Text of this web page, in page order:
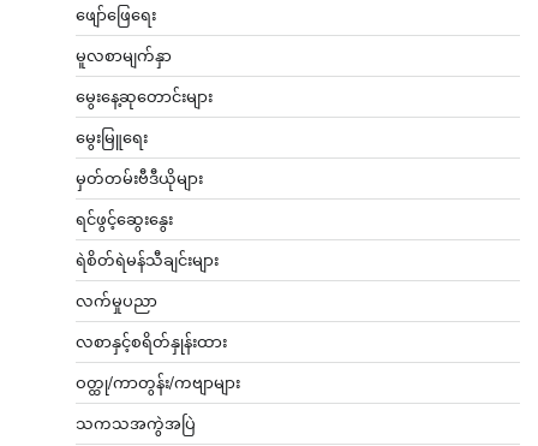
ဖျော်ဖြေရေး
မူလစာမျက်နှာ
မွေးနေ့ဆုတောင်းများ
မွေးမြူရေး
မှတ်တမ်းဗီဒီယိုများ
ရင်ဖွင့်ဆွေးနွေး
ရဲစိတ်ရဲမန်သီချင်းများ
လက်မှုပညာ
လစာနှင့်စရိတ်နှုန်းထား
ဝတ္ထု/ကာတွန်း/ကဗျာများ
သကသအကွဲအပြဲ